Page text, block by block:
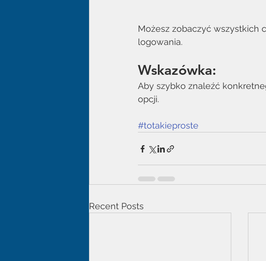
Możesz zobaczyć wszystkich
logowania.
Wskazówka:
Aby szybko znaleźć
opcji.
#totakieproste
Recent Posts